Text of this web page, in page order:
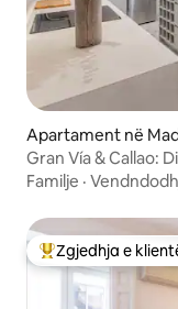
Apartament në
Gran Vía & Callao:
Familje ·
Më të mirat e
Zgjedhja e